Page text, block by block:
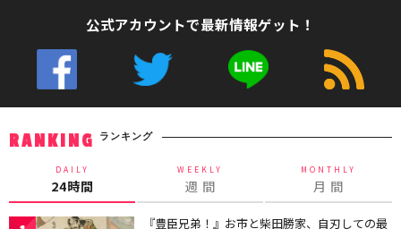
公式アカウントで最新情報ゲット！
RANKING ランキング
DAILY
24時間
WEEKLY
週 間
MONTHLY
月 間
『豊臣兄弟！』お市と柴田勝家、自刃しての最